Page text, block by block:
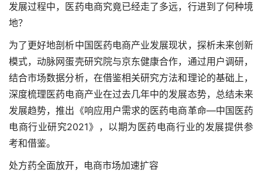
发展过程中，医药电商究竟已经走了多远，行进到了何种境
地？
为了更好地剖析中国医药电商产业发展现状，探析未来创新
模式，动脉网蛋壳研究院与京东健康合作，通过用户调研，
结合市场数据分析，在借鉴相关研究方法和理论的基础上，
深度梳理医药电商产业在过去几年中的发展态势，总结未来
发展趋势，推出《响应用户需求的医药电商革命—中国医药
电商行业研究2021》，以期为医药电商行业的发展提供参
考和借鉴。
处方药全面放开，电商市场加速扩容